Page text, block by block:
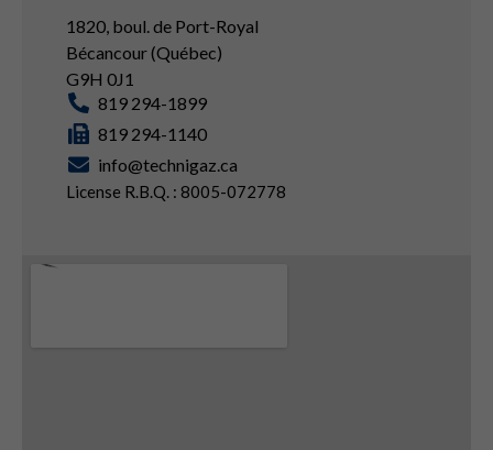
1820, boul. de Port-Royal
Bécancour (Québec)
G9H 0J1
819 294-1899
819 294-1140
info@technigaz.ca
License R.B.Q. : 8005-072778